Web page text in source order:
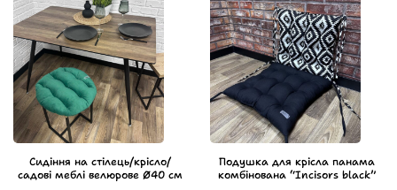
Сидіння на стілець/крісло/
садові меблі велюрове Ø40 см
Подушка для крісла панама
комбінована “Incisors black”